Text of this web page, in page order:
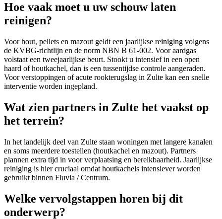
Hoe vaak moet u uw schouw laten
reinigen?
Voor hout, pellets en mazout geldt een jaarlijkse reiniging volgens
de KVBG-richtlijn en de norm NBN B 61-002. Voor aardgas
volstaat een tweejaarlijkse beurt. Stookt u intensief in een open
haard of houtkachel, dan is een tussentijdse controle aangeraden.
Voor verstoppingen of acute rookterugslag in Zulte kan een snelle
interventie worden ingepland.
Wat zien partners in Zulte het vaakst op
het terrein?
In het landelijk deel van Zulte staan woningen met langere kanalen
en soms meerdere toestellen (houtkachel en mazout). Partners
plannen extra tijd in voor verplaatsing en bereikbaarheid. Jaarlijkse
reiniging is hier cruciaal omdat houtkachels intensiever worden
gebruikt binnen Fluvia / Centrum.
Welke vervolgstappen horen bij dit
onderwerp?